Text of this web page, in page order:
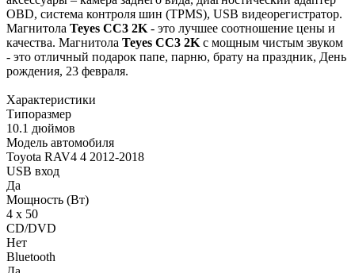
OBD, система контроля шин (TPMS), USB видеорегистратор.
Магнитола Teyes СС3 2K- это лучшее соотношение цены и
качества. Магнитола Teyes CC3 2Kс мощным чистым звуком
- это отличный подарок папе, парню, брату на праздник, День
рождения, 23 февраля.
Характеристики
Типоразмер
10.1 дюймов
Модель автомобиля
Toyota RAV4 4 2012-2018
USB вход
Да
Мощность (Вт)
4 х 50
CD/DVD
Нет
Bluetooth